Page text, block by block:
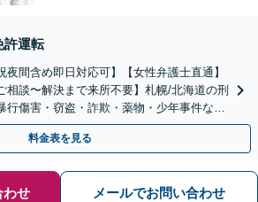
許運転
夜間含め即日対応可】【女性弁護士直通】
相談〜解決まで来所不要】札幌/北海道の刑
行傷害・窃盗・詐欺・薬物・少年事件など
示談交渉に自信あり。
料金表を見る
わせ メールでお問い合わせ